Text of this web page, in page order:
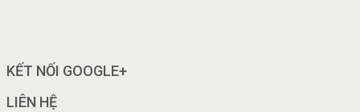
KẾT NỐI GOOGLE+
LIÊN HỆ